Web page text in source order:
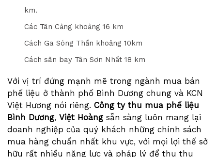
km.
Các Tân Cảng khoảng 16 km
Cách Ga Sóng Thần khoảng 10km
Cách sân bay Tân Sơn Nhất 18 km
Với vị trí đứng mạnh mẽ trong ngành mua bán
phế liệu ở thành phố Bình Dương chung và KCN
Việt Hương nói riêng. Công ty thu mua phế liệu
Bình Dương, Việt Hoàng sẵn sàng luôn mang lại
doanh nghiệp của quý khách những chính sách
mua hàng chuẩn nhất khu vực, với mọi lợi thế sở
hữu rất nhiều năng lực và pháp lý để thu thu